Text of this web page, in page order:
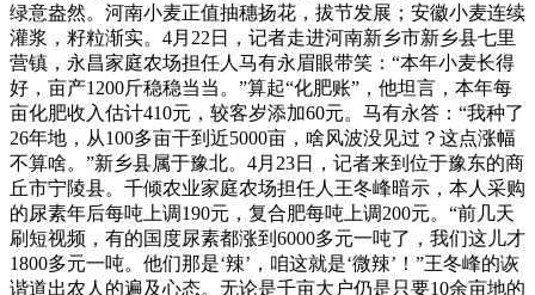
绿意盎然。河南小麦正值抽穗扬花，拔节发展；安徽小麦连续
灌浆，籽粒渐实。4月22日，记者走进河南新乡市新乡县七里
营镇，永昌家庭农场担任人马有永眉眼带笑：“本年小麦长得
好，亩产1200斤稳稳当当。”算起“化肥账”，他坦言，本年每
亩化肥收入估计410元，较客岁添加60元。马有永答：“我种了
26年地，从100多亩干到近5000亩，啥风波没见过？这点涨幅
不算啥。”新乡县属于豫北。4月23日，记者来到位于豫东的商
丘市宁陵县。千倾农业家庭农场担任人王冬峰暗示，本人采购
的尿素年后每吨上调190元，复合肥每吨上调200元。“前几天
刷短视频，有的国度尿素都涨到6000多元一吨了，我们这儿才
1800多元一吨。他们那是‘辣’，咱这就是‘微辣’！”王冬峰的诙
谐道出农人的遍及心态。无论是千亩大户仍是只要10余亩地的